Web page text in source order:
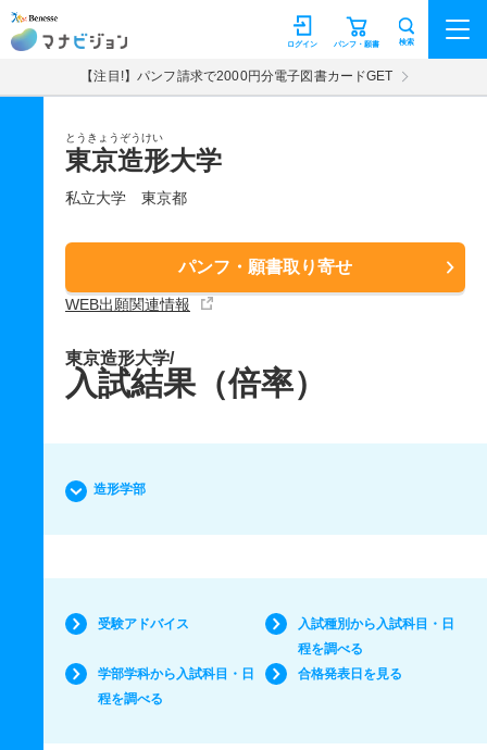
マナビジョン パンフ・願書
ログイン 検索
【注目!】パンフ請求で2000円分電子図書カードGET
とうきょうぞうけい
東京造形大学
私立大学 東京都
パンフ・願書取り寄せ
WEB出願関連情報
東京造形大学/
入試結果（倍率）
造形学部
受験アドバイス
入試種別から入試科目・日
程を調べる
学部学科から入試科目・日
程を調べる
合格発表日を見る